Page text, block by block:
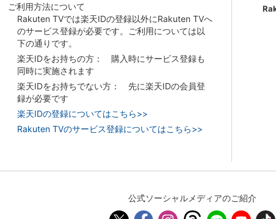
ご利用方法について
Rakuten TVでは楽天IDの登録以外にRakuten TVへ
のサービス登録が必要です。ご利用については以
下の通りです。
楽天IDをお持ちの方： 購入時にサービス登録も
同時に実施されます
楽天IDをお持ちでない方： 先に楽天IDの会員登
録が必要です
楽天IDの登録についてはこちら>>
Rakuten TVのサービス登録についてはこちら>>
公式ソーシャルメディアのご紹介